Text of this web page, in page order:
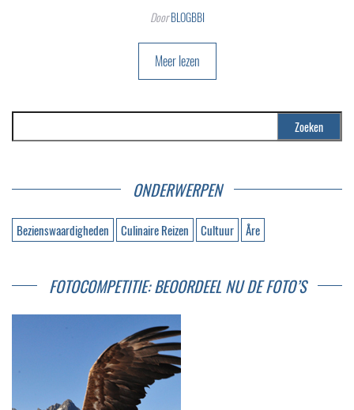
Door BLOGBBI
Meer lezen
ONDERWERPEN
Bezienswaardigheden Culinaire Reizen Cultuur Åre
FOTOCOMPETITIE: BEOORDEEL NU DE FOTO’S